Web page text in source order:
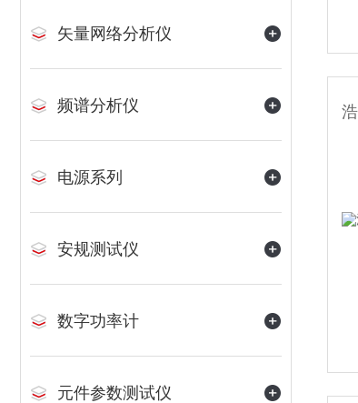
矢量网络分析仪
频谱分析仪
电源系列
安规测试仪
数字功率计
元件参数测试仪